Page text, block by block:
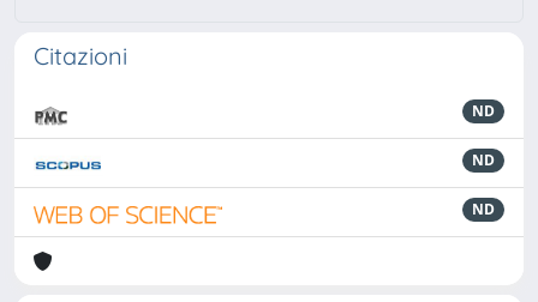
Citazioni
ND
ND
ND